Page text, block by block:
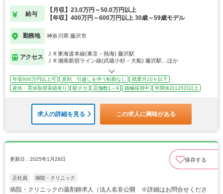
給与
【月収】23.0万円～50.0万円以上
【年収】400万円～600万円以上 30歳～59歳モデル
勤務地 神奈川県 藤沢市
アクセス
ＪＲ東海道本線(東京－熱海) 藤沢駅
ＪＲ湘南新宿ライン線(武蔵小杉－大船) 藤沢駅…ほか
年収600万円以上可 原則、引越しを伴う転勤なし
残業月10ｈ以下
産休・育休取得実績有り
駅チカ 店舗数1～9 積極採用中 年間休日120日以上
求人の詳細を見る この求人に興味がある
更新日：2025年1月28日 保存する
正社員 病院・クリニック
病院・クリニックの薬剤師求人（法人名非公開 ※詳細はお問合せくださ